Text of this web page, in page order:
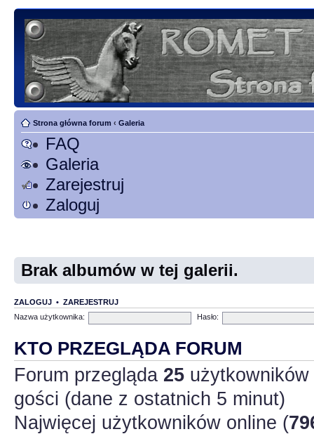
Strona główna forum ‹ Galeria
FAQ
Galeria
Zarejestruj
Zaloguj
Brak albumów w tej galerii.
ZALOGUJ • ZAREJESTRUJ
Nazwa użytkownika:
Hasło:
KTO PRZEGLĄDA FORUM
Forum przegląda 25
gości (dane z ostatnich 5 minut)
Najwięcej użytkowników online (